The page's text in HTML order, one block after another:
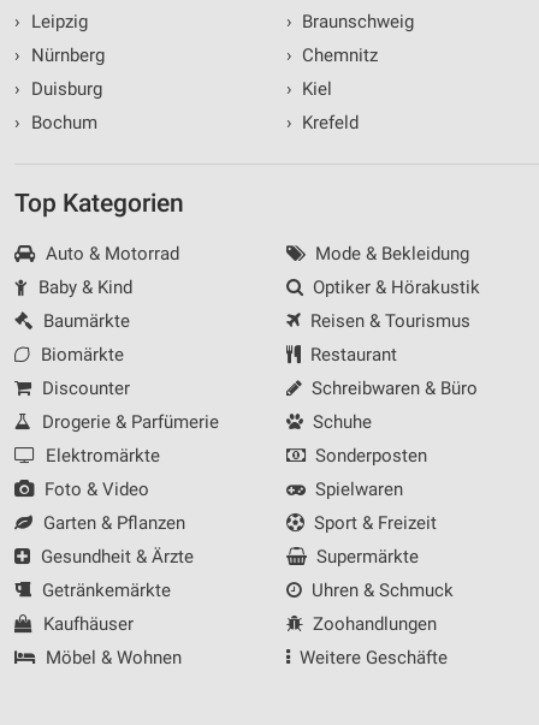
›
Leipzig
›
Nürnberg
›
Duisburg
›
Bochum
› Braunschweig
› Chemnitz
› Kiel
› Krefeld
Top Kategorien
Auto & Motorrad
Baby & Kind
Baumärkte
Biomärkte
Discounter
Drogerie & Parfümerie
Elektromärkte
Foto & Video
Garten & Pflanzen
Gesundheit & Ärzte
Getränkemärkte
Kaufhäuser
Möbel & Wohnen
Mode & Bekleidung
Optiker & Hörakustik
Reisen & Tourismus
Restaurant
Schreibwaren & Büro
Schuhe
Sonderposten
Spielwaren
Sport & Freizeit
Supermärkte
Uhren & Schmuck
Zoohandlungen
Weitere Geschäfte